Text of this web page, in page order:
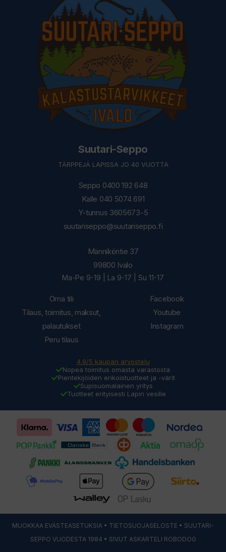
Suutari-Seppo
TÄRPPEJÄ LAPISSA JO 40 VUOTTA
Seppo 0400 192 648
Kalle 040 5074 691
Y-tunnus 3605673-5
suutariseppo@suutariseppo.fi
Oma tili
Tilaus, toimitus, maksut,
palautukset
Peru tilaus
Männiköntie 37
99800 Ivalo
Ma-Pe 9-19 | La 9-17 | Su 11-17
Facebook
Youtube
Instagram
4.9/5 kaupan arvostelu
Nopea toimitus omasta varastosta
Pientekijöiden erikoistuotteet ja -värit
Supisuomalainen yritys
Tuotteet erityisesti Lapin vesille
MUOKKAA EVÄSTEASETUKSIA • TIETOSUOJASELOSTE • SUUTARI-
SEPPO VUODESTA 1984 • SIVUT ASKARTELI ROBODOG